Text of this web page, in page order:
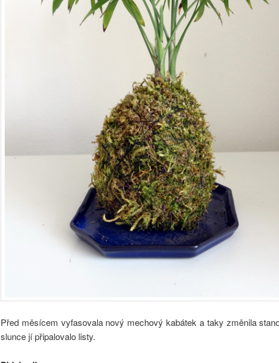
Před měsícem vyfasovala nový mechový kabátek a taky změnila
slunce jí připalovalo listy.